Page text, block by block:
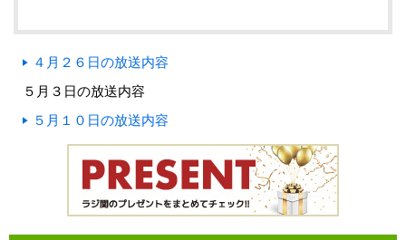
４月２６日の放送内容
５月３日の放送内容
５月１０日の放送内容